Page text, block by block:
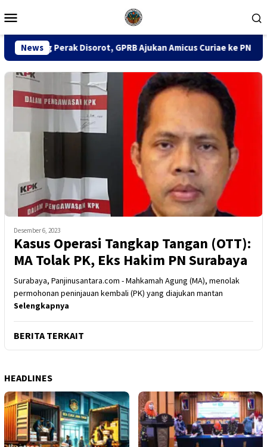
ke
Mobile
News
GPRB Ajukan Amicus Curiae ke PN Tipikor Surabaya
Desember 6, 2023
Kasus Operasi Tangkap Tangan (OTT):
MA Tolak PK, Eks Hakim PN Surabaya
Surabaya, Panjinusantara.com - Mahkamah Agung (MA), menolak
permohonan peninjauan kembali (PK) yang diajukan mantan
Selengkapnya
BERITA TERKAIT
HEADLINES